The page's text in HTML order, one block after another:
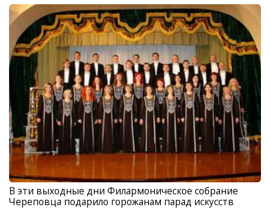
В эти выходные дни Филармоническое собрание
Череповца подарило горожанам парад искусств